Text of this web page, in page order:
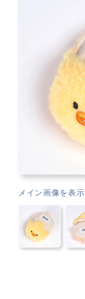
メイン画像を表示